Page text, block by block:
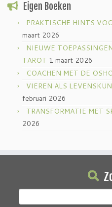
Eigen Boeken
PRAKTISCHE HINTS
maart 2026
NIEUWE
TAROT 1 maart 2026
COACHEN MET DE
VIEREN ALS
februari 2026
TRANSFORMATIE MET
2026